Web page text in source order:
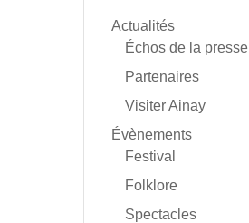
Actualités
Échos de la presse
Partenaires
Visiter Ainay
Évènements
Festival
Folklore
Spectacles